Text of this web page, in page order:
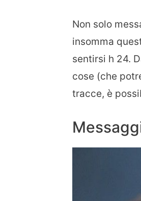
Non solo
insomma
sentirsi h 24.
cose (che
tracce, è